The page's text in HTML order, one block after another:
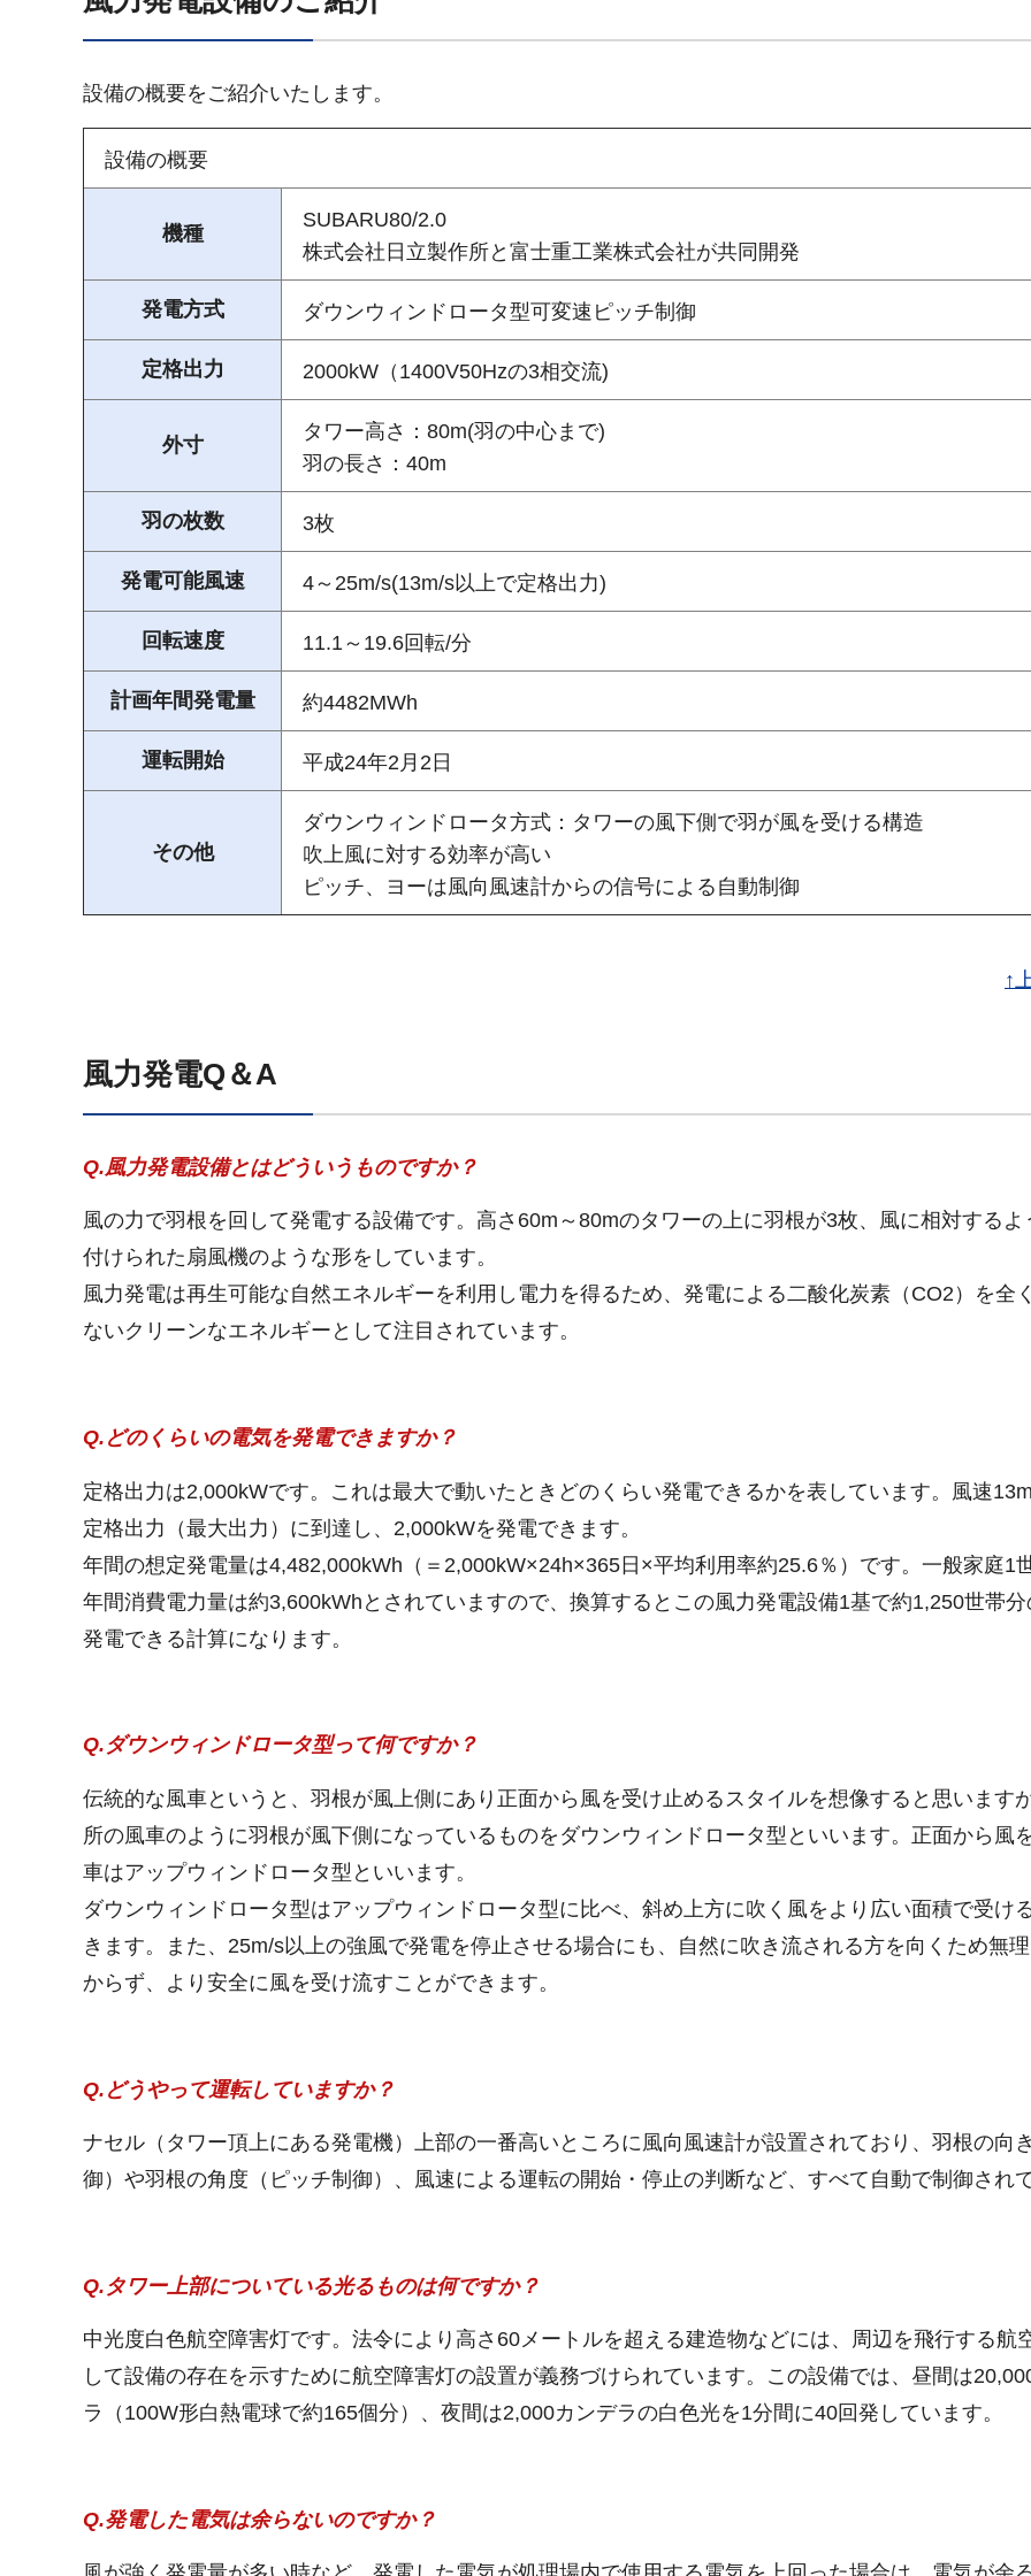
設備の概要をご紹介いたします。
設備の概要
機種
SUBARU80/2.0
株式会社日立製作所と富士重工業株式会社が共同開発
発電方式 ダウンウィンドロータ型可変速ピッチ制御
定格出力 2000kW（1400V50Hzの3相交流)
外寸
タワー高さ：80m(羽の中心まで)
羽の長さ：40m
羽の枚数 3枚
発電可能風速 4～25m/s(13m/s以上で定格出力)
回転速度 11.1～19.6回転/分
計画年間発電量 約4482MWh
運転開始 平成24年2月2日
その他
ダウンウィンドロータ方式：タワーの風下側で羽が風を受ける構造
吹上風に対する効率が高い
ピッチ、ヨーは風向風速計からの信号による自動制御
↑
風力発電Q＆A
Q.風力発電設備とはどういうものですか？
風の力で羽根を回して発電する設備です。高さ60m～80mのタワーの上に羽根が3枚、風に相対するよ
付けられた扇風機のような形をしています。
風力発電は再生可能な自然エネルギーを利用し電力を得るため、発電による二酸化炭素（CO2）を全
ないクリーンなエネルギーとして注目されています。
Q.どのくらいの電気を発電できますか？
定格出力は2,000kWです。これは最大で動いたときどのくらい発電できるかを表しています。風速
定格出力（最大出力）に到達し、2,000kWを発電できます。
年間の想定発電量は4,482,000kWh（＝2,000kW×24h×365日×平均利用率約25.6％）です。一般家庭1
年間消費電力量は約3,600kWhとされていますので、換算するとこの風力発電設備1基で約1,250世帯分
発電できる計算になります。
Q.ダウンウィンドロータ型って何ですか？
伝統的な風車というと、羽根が風上側にあり正面から風を受け止めるスタイルを想像すると思います
所の風車のように羽根が風下側になっているものをダウンウィンドロータ型といいます。正面から風
車はアップウィンドロータ型といいます。
ダウンウィンドロータ型はアップウィンドロータ型に比べ、斜め上方に吹く風をより広い面積で受け
きます。また、25m/s以上の強風で発電を停止させる場合にも、自然に吹き流される方を向くため無
からず、より安全に風を受け流すことができます。
Q.どうやって運転していますか？
ナセル（タワー頂上にある発電機）上部の一番高いところに風向風速計が設置されており、羽根の向
御）や羽根の角度（ピッチ制御）、風速による運転の開始・停止の判断など、すべて自動で制御されて
Q.タワー上部についている光るものは何ですか？
中光度白色航空障害灯です。法令により高さ60メートルを超える建造物などには、周辺を飛行する航
して設備の存在を示すために航空障害灯の設置が義務づけられています。この設備では、昼間は
ラ（100W形白熱電球で約165個分）、夜間は2,000カンデラの白色光を1分間に40回発しています。
Q.発電した電気は余らないのですか？